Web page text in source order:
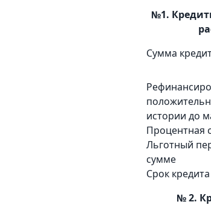
№1.
Сумма
истории до
Процентная
Льготный
сумме
Срок кредита
№ 2.